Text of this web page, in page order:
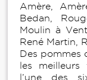
Amère,
Bedan,
Moulin à
René Martin,
Des pommes
les
l’une des